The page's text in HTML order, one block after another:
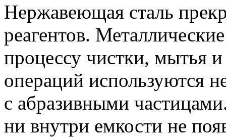
Нержавеющая сталь
реагентов.
процессу чистки, мытья
операций используются
с абразивными
ни внутри емкости не